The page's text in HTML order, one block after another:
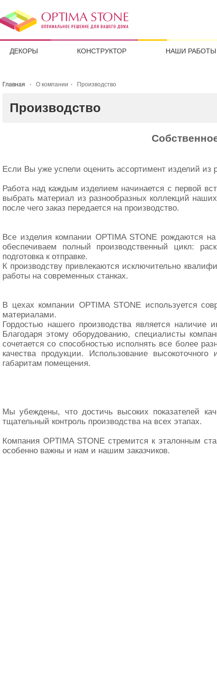
ДЕКОРЫ КОНСТРУКТОР НАШИ РАБОТЫ
Главная О компании Производство
Производство
Если Вы уже успели оценить ассортимент изделий
Работа над каждым изделием начинается с первой
выбрать материал из разнообразных коллекций
после чего заказ передается на производство.
Все изделия компании OPTIMA STONE рождаются
обеспечиваем полный производственный цикл:
подготовка к отправке.
К производству привлекаются исключительно
работы на современных станках.
В цехах компании OPTIMA STONE используется
материалами.
Гордостью нашего производства является наличие
Благодаря этому оборудованию, специалисты
сочетается со способностью исполнять все более
качества продукции. Использование
габаритам помещения.
Мы убеждены, что достичь высоких показателей
тщательный контроль производства на всех этапах.
Компания OPTIMA STONE стремится к эталонным
особенно важны и нам и нашим заказчиков.